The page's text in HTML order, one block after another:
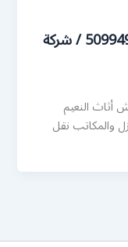
رقم نقل عفش هندي النعيم / 50994991 / شركة
النعيم
والمكاتب نقل